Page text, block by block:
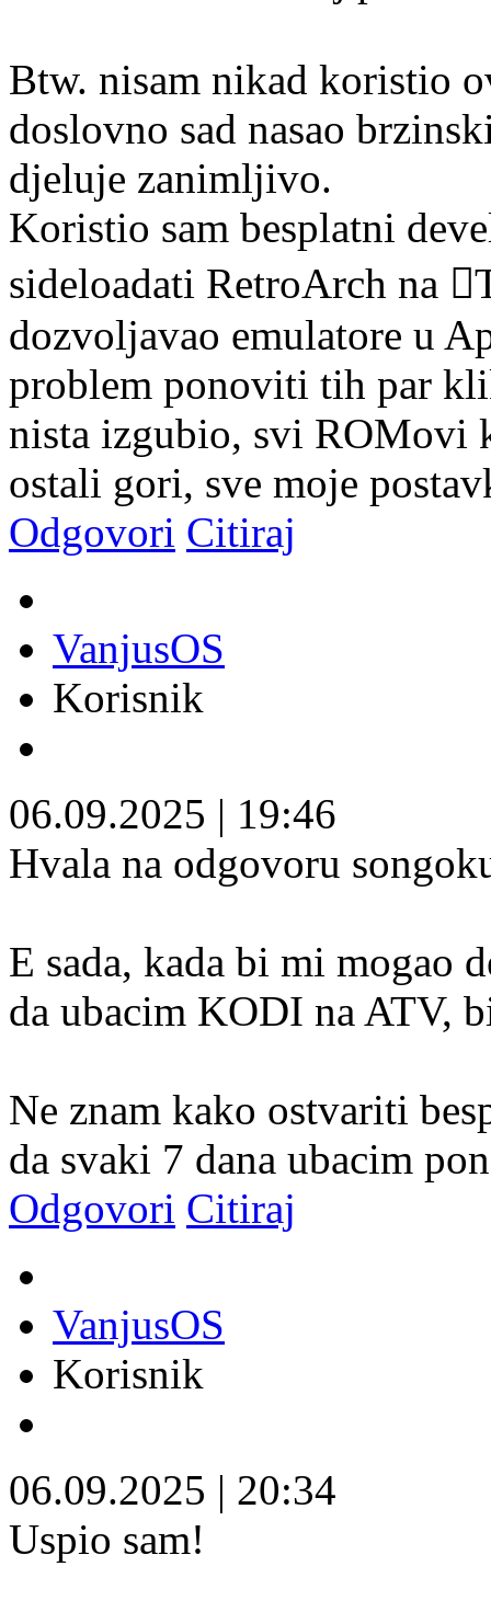
Btw. nisam nikad koristio
doslovno sad nasao
djeluje zanimljivo.
Koristio sam besplatni
sideloadati RetroArch na
dozvoljavao emulatore u
problem ponoviti tih par
nista izgubio, svi ROMovi
ostali gori, sve moje
Odgovori Citiraj
VanjusOS
Korisnik
06.09.2025 | 19:46
Hvala na odgovoru
E sada, kada bi mi mogao
da ubacim KODI na ATV,
Ne znam kako ostvariti
da svaki 7 dana ubacim
Odgovori Citiraj
VanjusOS
Korisnik
06.09.2025 | 20:34
Uspio sam!